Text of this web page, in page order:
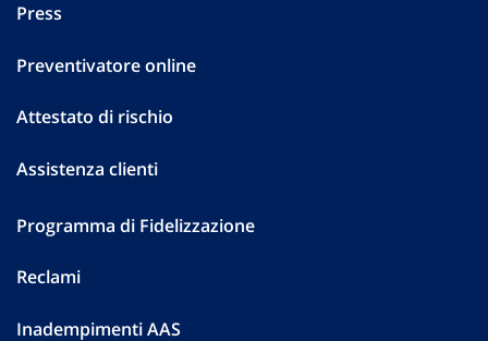
Press
Preventivatore online
Attestato di rischio
Assistenza clienti
Programma di Fidelizzazione
Reclami
Inadempimenti AAS